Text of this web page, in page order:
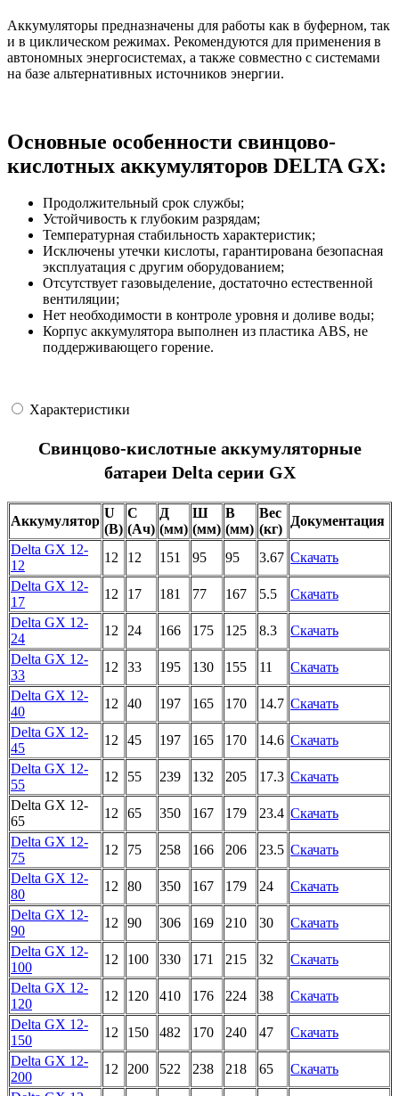
Аккумуляторы предназначены для работы как в буферном, так
и в циклическом режимах. Рекомендуются для применения в
автономных энергосистемах, а также совместно с системами
на базе альтернативных источников энергии.
Основные особенности свинцово-
кислотных аккумуляторов DELTA GX:
Продолжительный срок службы;
Устойчивость к глубоким разрядам;
Температурная стабильность характеристик;
Исключены утечки кислоты, гарантирована безопасная
эксплуатация с другим оборудованием;
Отсутствует газовыделение, достаточно естественной
вентиляции;
Нет необходимости в контроле уровня и доливе воды;
Корпус аккумулятора выполнен из пластика ABS, не
поддерживающего горение.
Характеристики
Свинцово-кислотные аккумуляторные
батареи Delta серии GX
Аккумулятор
U
(В)
C
(Ач)
Д
(мм)
Ш
(мм)
В
(мм)
Вес
(кг)
Документация
Delta GX 12-
12
12 12 151 95 95 3.67 Скачать
Delta GX 12-
17
12 17 181 77 167 5.5
Скачать
Delta GX 12-
24
12 24 166 175 125 8.3
Скачать
Delta GX 12-
33
12 33 195 130 155 11
Скачать
Delta GX 12-
40
12 40 197 165 170 14.7 Скачать
Delta GX 12-
45
12 45 197 165 170 14.6 Скачать
Delta GX 12-
55
12 55 239 132 205 17.3 Скачать
Delta GX 12-
65
12 65 350 167 179 23.4 Скачать
Delta GX 12-
75
12 75 258 166 206 23.5 Скачать
Delta GX 12-
80
12 80 350 167 179 24
Скачать
Delta GX 12-
90
12 90 306 169 210 30
Скачать
Delta GX 12-
100
12 100 330 171 215 32
Скачать
Delta GX 12-
120
12 120 410 176 224 38
Скачать
Delta GX 12-
150
12 150 482 170 240 47
Скачать
Delta GX 12-
200
12 200 522 238 218 65
Скачать